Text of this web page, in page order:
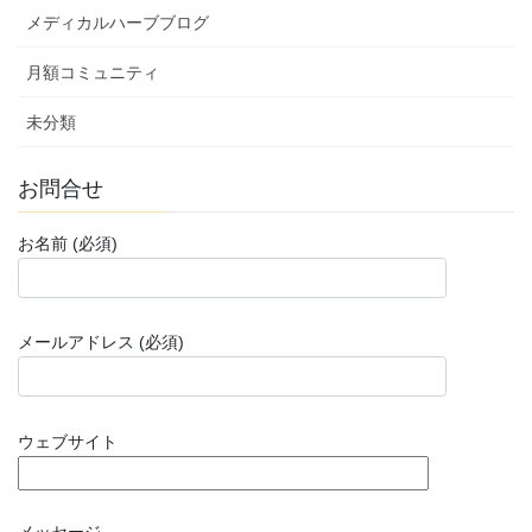
メディカルハーブブログ
月額コミュニティ
未分類
お問合せ
お名前 (必須)
メールアドレス (必須)
ウェブサイト